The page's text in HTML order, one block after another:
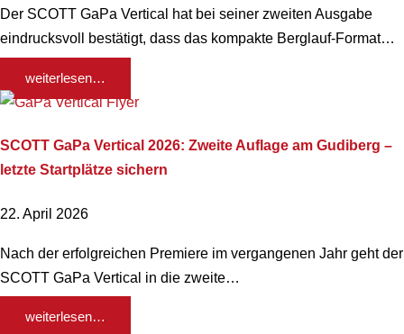
Der SCOTT GaPa Vertical hat bei seiner zweiten Ausgabe
eindrucksvoll bestätigt, dass das kompakte Berglauf-Format…
weiterlesen…
SCOTT GaPa Vertical 2026: Zweite Auflage am Gudiberg –
letzte Startplätze sichern
22. April 2026
Nach der erfolgreichen Premiere im vergangenen Jahr geht der
SCOTT GaPa Vertical in die zweite…
weiterlesen…